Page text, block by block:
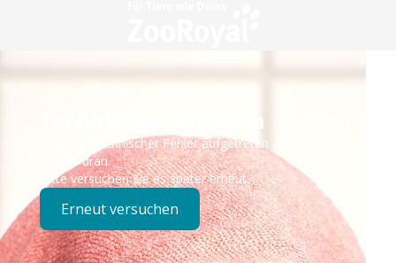
Technisches Problem
Es ist ein technischer Fehler aufgetreten – wir sind
bereits dran.
Bitte versuchen Sie es später erneut.
Erneut versuchen